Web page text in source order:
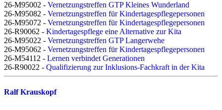
26-M95002 - Vernetzungstreffen GTP Kleines Wunderland
26-M95082 - Vernetzungstreffen für Kindertagespflegepersonen
26-M95072 - Vernetzungstreffen für Kindertagespflegepersonen
26-R90062 - Kindertagespflege eine Alternative zur Kita
26-M95022 - Vernetzungstreffen GTP Langerwehe
26-M95062 - Vernetzungstreffen für Kindertagespflegepersonen
26-M54112 - Lernen verbindet Generationen
26-R90022 - Qualifizierung zur Inklusions-Fachkraft in der Kita
Ralf Krauskopf